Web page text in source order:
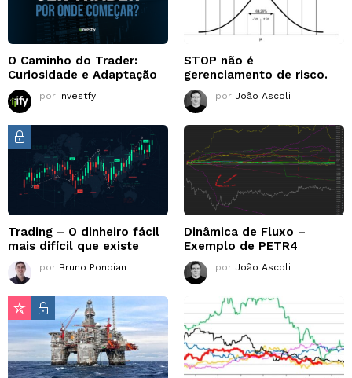
O Caminho do Trader:
Curiosidade e Adaptação
por Investfy
STOP não é
gerenciamento de risco.
por João Ascoli
Trading – O dinheiro fácil
mais difícil que existe
por Bruno Pondian
Dinâmica de Fluxo –
Exemplo de PETR4
por João Ascoli